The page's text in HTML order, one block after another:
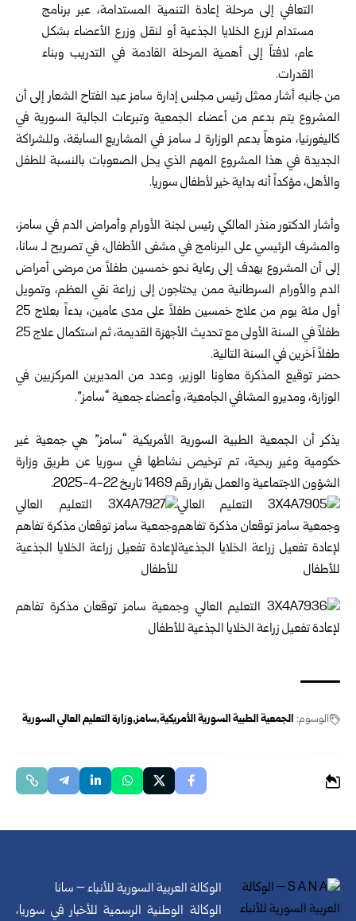
التعافي إلى مرحلة إعادة التنمية ‏المستدامة، عبر برنامج
مستدام لزرع الخلايا الجذعية أو ‏لنقل وزرع الأعضاء بشكل
عام، لافتاً إلى أهمية المرحلة ‏القادمة في التدريب وبناء
القدرات‎.‎
من جانبه أشار ممثل رئيس مجلس إدارة سامز عبد الفتاح ‏الشعار إلى أن
المشروع يتم بدعم من أعضاء الجمعية ‏وتبرعات الجالية السورية في
كاليفورنيا، منوهاً بدعم ‏الوزارة لـ سامز في المشاريع السابقة، وللشراكة
الجديدة ‏في هذا المشروع المهم الذي يحل الصعوبات بالنسبة ‏للطفل
والأهل، مؤكداً أنه بداية خير لأطفال سوريا‎.‎
وأشار الدكتور منذر المالكي رئيس لجنة الأورام ‏وأمراض الدم في سامز،
والمشرف الرئيسي على ‏البرنامج في مشفى الأطفال، في تصريح لـ سانا،
إلى أن ‏المشروع يهدف إلى رعاية نحو خمسين طفلاً من مرضى ‏أمراض
الدم والأورام السرطانية ممن يحتاجون إلى ‏زراعة نقي العظم، وتمويل
أول مئة يوم من علاج ‏خمسين طفلاً على مدى عامين، بدءاً بعلاج 25
طفلاً في ‏السنة الأولى مع تحديث الأجهزة القديمة، ثم استكمال ‏علاج 25
طفلاً آخرين في السنة التالية‎.‎
حضر توقيع المذكرة معاونا الوزير، وعدد من المديرين ‏المركزيين في
الوزارة، ومديرو المشافي الجامعية، ‏وأعضاء جمعية “سامز”‎.‎
يذكر أن الجمعية الطبية السورية الأمريكية “سامز” هي ‏جمعية غير
حكومية وغير ربحية، تم ترخيص نشاطها في ‏سوريا عن طريقوزارة
الشؤون الاجتماعيةوالعمل ‏بقرار رقم 1469 تاريخ 22-4-2025.
الوسوم: الجمعية الطبية السورية الأمريكية سامز وزارة التعليم العالي السورية
الوكالة العربية السورية للأنباء – سانا
الوكالة الوطنية الرسمية للأخبار في سوريا،